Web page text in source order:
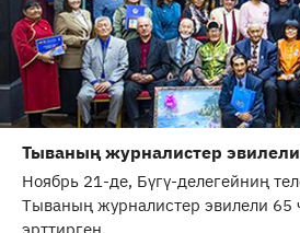
Тываның журналистер
Ноябрь 21-де, Бүгү-делегейниң
Тываның журналистер эвилели 65